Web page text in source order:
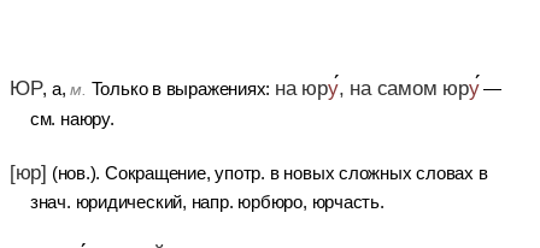
ЮР, а,м. Только в выражениях: на юру, на самом юру —
см. наюру.
[юр] (нов.).Сокращение, употр. в новых сложных словах в
знач. юридический, напр. юрбюро, юрчасть.